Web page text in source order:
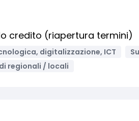
credito (riapertura termini)
digitalizzazione, ICT
regionali / locali